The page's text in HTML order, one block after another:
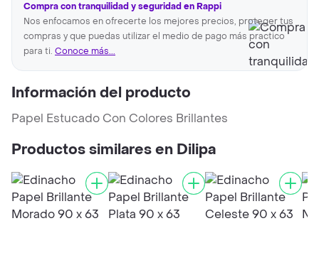
Compra con tranquilidad y seguridad en Rappi
Nos enfocamos en ofrecerte los mejores precios, proteger tus
compras y que puedas utilizar el medio de pago más practico
para ti. Conoce más...
Información del producto
Papel Estucado Con Colores Brillantes
Productos similares en Dilipa